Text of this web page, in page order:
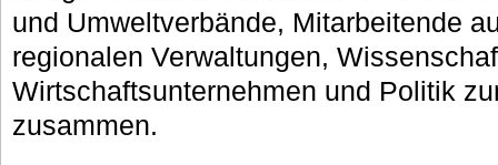
und Umweltverbände, Mitarbeitende
regionalen Verwaltungen,
Wirtschaftsunternehmen und Politik
zusammen.